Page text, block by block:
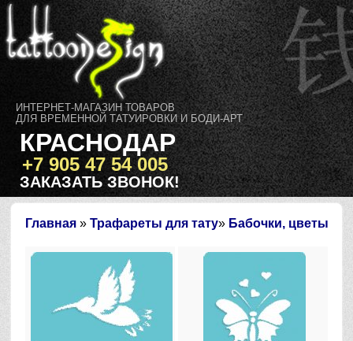
ИНТЕРНЕТ-МАГАЗИН ТОВАРОВ
ДЛЯ ВРЕМЕННОЙ ТАТУИРОВКИ И БОДИ-АРТ
КРАСНОДАР
+7 905 47 54 005
ЗАКАЗАТЬ ЗВОНОК!
Главная »Трафареты для тату» Бабочки, цветы